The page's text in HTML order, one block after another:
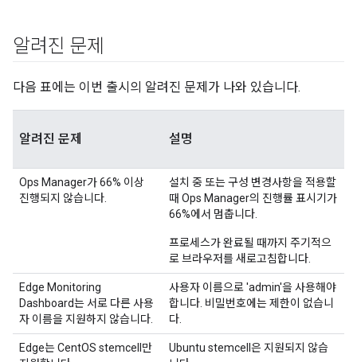
알려진 문제
다음 표에는 이번 출시의 알려진 문제가 나와 있습니다.
알려진 문제 설명
Ops Manager가 66% 이상
진행되지 않습니다.
설치 중 또는 구성 변경사항을 적용할
때 Ops Manager의 진행률 표시기가
66%에서 멈춥니다.
프로세스가 완료될 때까지 주기적으
로 브라우저를 새로고침합니다.
Edge Monitoring
Dashboard는 서로 다른 사용
자 이름을 지원하지 않습니다.
사용자 이름으로 'admin'을 사용해야
합니다. 비밀번호에는 제한이 없습니
다.
Edge는 CentOS stemcell만
Ubuntu stemcell은 지원되지 않습